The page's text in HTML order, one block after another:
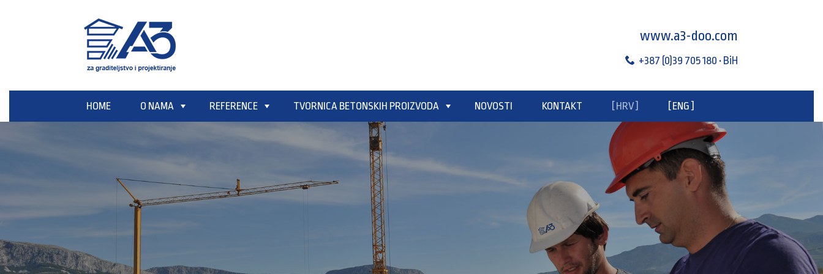
www.a3-doo.com
+387 (0)39 705 180 • BiH
HOME O NAMA REFERENCE TVORNICA BETONSKIH PROIZVODA NOVOSTI KONTAKT [ HRV ] [ ENG ]